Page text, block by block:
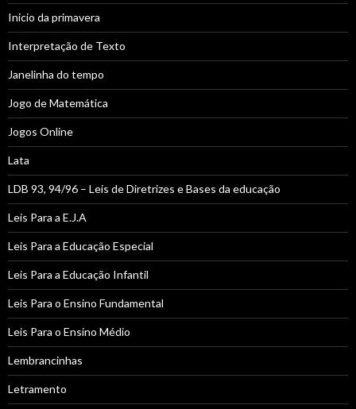
Inicio da primavera
Interpretação de Texto
Janelinha do tempo
Jogo de Matemática
Jogos Online
Lata
LDB 93, 94/96 – Leis de Diretrizes e Bases da educação
Leis Para a E.J.A
Leis Para a Educação Especial
Leis Para a Educação Infantil
Leis Para o Ensino Fundamental
Leis Para o Ensino Médio
Lembrancinhas
Letramento